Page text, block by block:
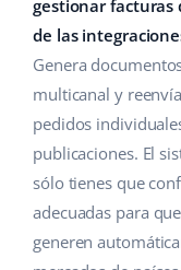
Gestión de envíos
Automatizaciones
Base Connect
IA para e-commerce
Hogar y jardinería
Productos infantiles
Electrónica
Piezas de
Supermercado
Salud y belleza
Ayuda
Base Academy
Servicios
Implementación de
english (GB)
english (IN)
čeština
deutsch
gestionar facturas
de las
Genera
multicanal y
pedidos
publicaciones. El
sólo tienes que
adecuadas para
generen